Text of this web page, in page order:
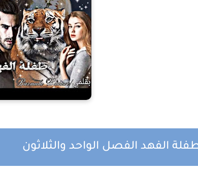
الفهد الفصل الواحد والثلاثون